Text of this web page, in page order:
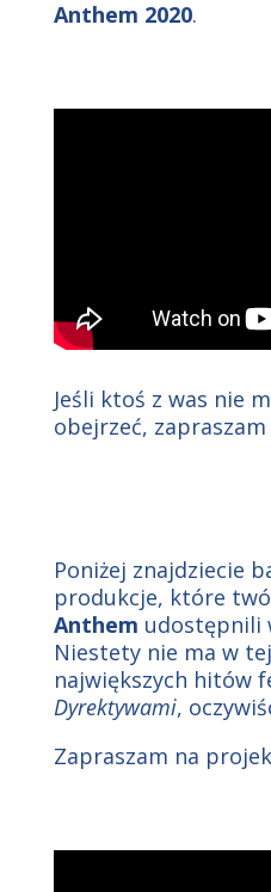
Anthem 2020.
Jeśli ktoś z was nie
obejrzeć,
Poniżej znajdziecie
produkcje, które
Anthem udostępnili
Niestety nie ma w
największych hitów
Dyrektywami,
Zapraszam na